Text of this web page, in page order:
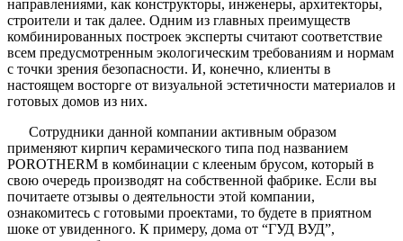
направлениями, как конструкторы, инженеры, архитекторы,
строители и так далее. Одним из главных преимуществ
комбинированных построек эксперты считают соответствие
всем предусмотренным экологическим требованиям и нормам
с точки зрения безопасности. И, конечно, клиенты в
настоящем восторге от визуальной эстетичности материалов и
готовых домов из них.
Сотрудники данной компании активным образом
применяют кирпич керамического типа под названием
POROTHERM в комбинации с клееным брусом, который в
свою очередь производят на собственной фабрике. Если вы
почитаете отзывы о деятельности этой компании,
ознакомитесь с готовыми проектами, то будете в приятном
шоке от увиденного. К примеру, дома от “ГУД ВУД”,